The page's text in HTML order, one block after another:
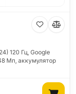
120 Гц, Google
Мп, аккумулятор